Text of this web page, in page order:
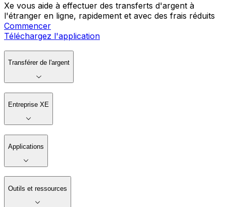
Xe vous aide à effectuer des transferts d'argent à
l'étranger en ligne, rapidement et avec des frais réduits
Commencer
Téléchargez l'application
Transférer de l'argent
Entreprise XE
Applications
Outils et ressources